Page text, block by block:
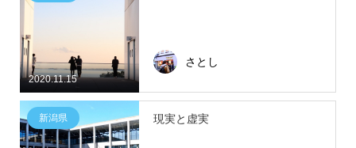
2020.11.15
さとし
新潟県 現実と虚実